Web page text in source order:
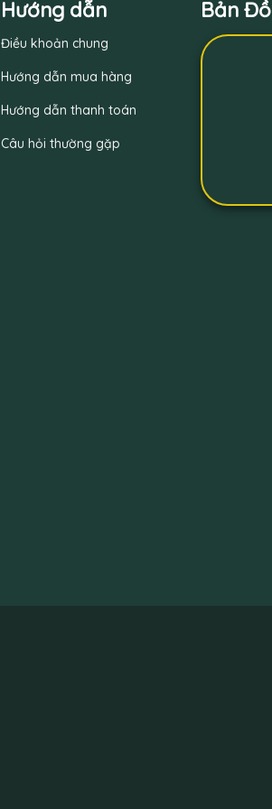
Hướng dẫn
Điều khoản chung
Hướng dẫn mua hàng
Hướng dẫn thanh toán
Câu hỏi thường gặp
Bản Đồ